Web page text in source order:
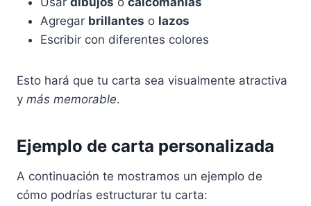
Agregar brillantes o lazos
Escribir con diferentes colores
Esto hará que tu carta sea visualmente atractiva
y más memorable.
Ejemplo de carta personalizada
A continuación te mostramos un ejemplo de
cómo podrías estructurar tu carta: